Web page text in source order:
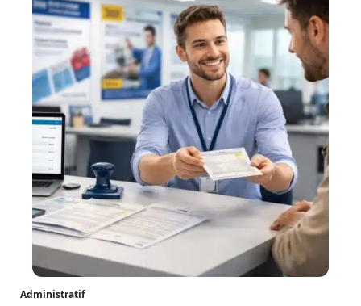
Administratif